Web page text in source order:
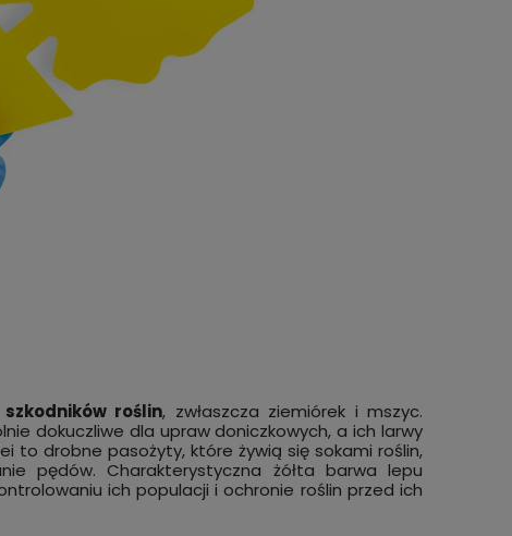
roślin, zwłaszcza ziemiórek i mszyc.
dokuczliwe dla upraw doniczkowych, a ich larwy
to drobne pasożyty, które żywią się sokami roślin,
pędów. Charakterystyczna żółta barwa lepu
ich populacji i ochronie roślin przed ich